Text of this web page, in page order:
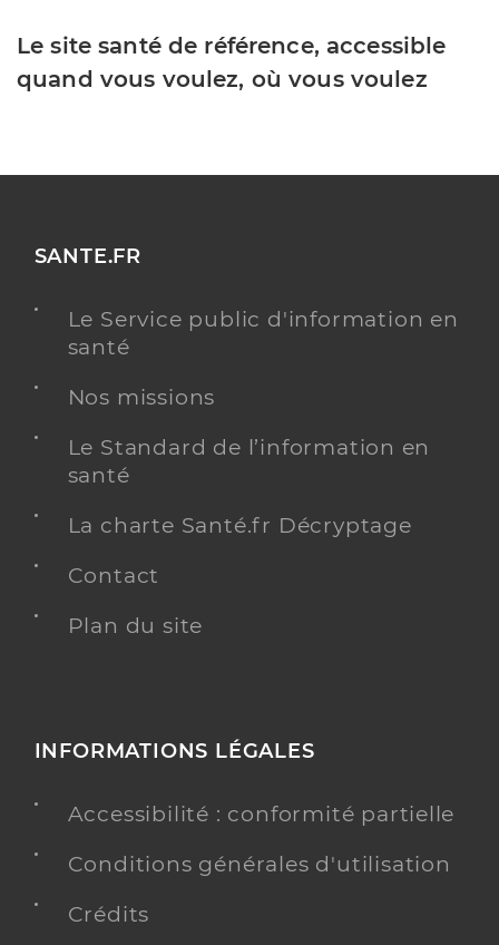
Le site santé de référence, accessible
quand vous voulez, où vous voulez
SANTE.FR
Le Service public d'information en
santé
Nos missions
Le Standard de l’information en
santé
La charte Santé.fr Décryptage
Contact
Plan du site
INFORMATIONS LÉGALES
Accessibilité : conformité partielle
Conditions générales d'utilisation
Crédits